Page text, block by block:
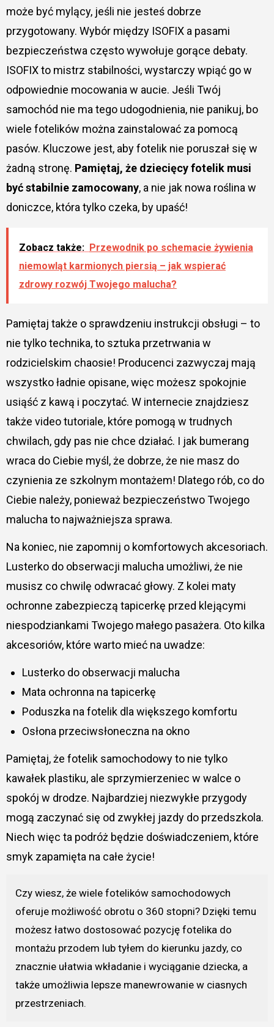
może być mylący, jeśli nie jesteś dobrze
przygotowany. Wybór między ISOFIX a pasami
bezpieczeństwa często wywołuje gorące debaty.
ISOFIX to mistrz stabilności, wystarczy wpiąć go w
odpowiednie mocowania w aucie. Jeśli Twój
samochód nie ma tego udogodnienia, nie panikuj, bo
wiele fotelików można zainstalować za pomocą
pasów. Kluczowe jest, aby fotelik nie poruszał się w
żadną stronę. Pamiętaj, że dziecięcy fotelik musi
być stabilnie zamocowany, a nie jak nowa roślina w
doniczce, która tylko czeka, by upaść!
Zobacz także: Przewodnik po schemacie żywienia
niemowląt karmionych piersią – jak wspierać
zdrowy rozwój Twojego malucha?
Pamiętaj także o sprawdzeniu instrukcji obsługi – to
nie tylko technika, to sztuka przetrwania w
rodzicielskim chaosie! Producenci zazwyczaj mają
wszystko ładnie opisane, więc możesz spokojnie
usiąść z kawą i poczytać. W internecie znajdziesz
także video tutoriale, które pomogą w trudnych
chwilach, gdy pas nie chce działać. I jak bumerang
wraca do Ciebie myśl, że dobrze, że nie masz do
czynienia ze szkolnym montażem! Dlatego rób, co do
Ciebie należy, ponieważ bezpieczeństwo Twojego
malucha to najważniejsza sprawa.
Na koniec, nie zapomnij o komfortowych akcesoriach.
Lusterko do obserwacji malucha umożliwi, że nie
musisz co chwilę odwracać głowy. Z kolei maty
ochronne zabezpieczą tapicerkę przed klejącymi
niespodziankami Twojego małego pasażera. Oto kilka
akcesoriów, które warto mieć na uwadze:
Lusterko do obserwacji malucha
Mata ochronna na tapicerkę
Poduszka na fotelik dla większego komfortu
Osłona przeciwsłoneczna na okno
Pamiętaj, że fotelik samochodowy to nie tylko
kawałek plastiku, ale sprzymierzeniec w walce o
spokój w drodze. Najbardziej niezwykłe przygody
mogą zaczynać się od zwykłej jazdy do przedszkola.
Niech więc ta podróż będzie doświadczeniem, które
smyk zapamięta na całe życie!
Czy wiesz, że wiele fotelików samochodowych
oferuje możliwość obrotu o 360 stopni? Dzięki temu
możesz łatwo dostosować pozycję fotelika do
montażu przodem lub tyłem do kierunku jazdy, co
znacznie ułatwia wkładanie i wyciąganie dziecka, a
także umożliwia lepsze manewrowanie w ciasnych
przestrzeniach.